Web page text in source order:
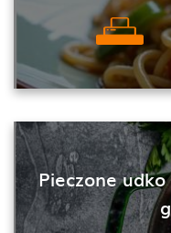
Pieczone